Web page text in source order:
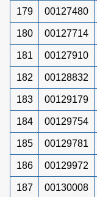
179 00127480
180 00127714
181 00127910
182 00128832
183 00129179
184 00129754
185 00129781
186 00129972
187 00130008